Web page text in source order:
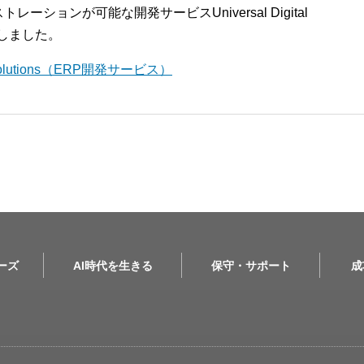
レーションが可能な開発サービスUniversal Digital
した。
（ERP開発サービス）
ズ AI時代を生きる 保守・サポート